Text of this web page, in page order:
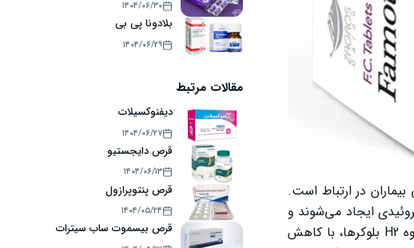
در ارتباط است.
ایجاد می‌شوند و
می‌توانند باعث درد، سوءهاضمه و حتی عوارض جدی‌تر شوند. قرص فاموتیدین به عنوان یک داروی مؤثر و شناخته‌شده در گروه H2 بلوکرها، با کاهش
۱۴۰۴/۰۶/۳۰
بلادونا پی بی
۱۴۰۴/۰۶/۲۹
مقالات مرتبط
دیفنوکسیلات
۱۴۰۴/۰۶/۲۷
قرص دایجستیو
۱۴۰۴/۰۶/۱۳
قرص پنتوپرازول
۱۴۰۴/۰۵/۲۴
قرص بیسموت ساب سیترات